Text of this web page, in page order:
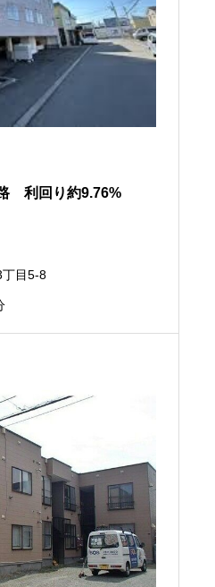
利回り約9.76%
丁目5-8